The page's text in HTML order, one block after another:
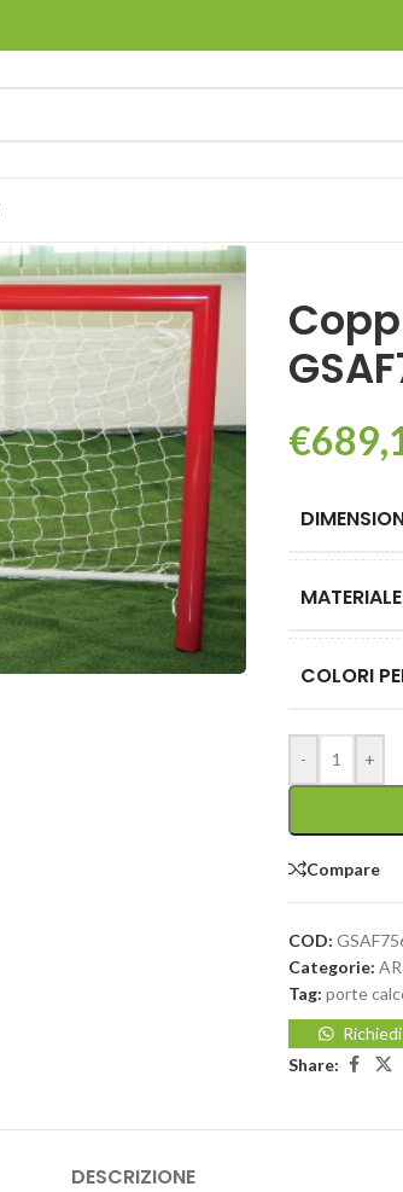
€
MATERIALE
COLORI
- +
Compare
COD:
Categorie:
Tag: porte
Share:
DESCRIZIONE